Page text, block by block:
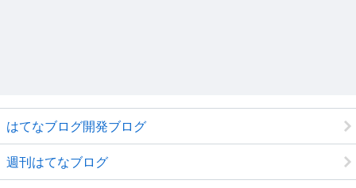
はてなブログ開発ブログ
週刊はてなブログ